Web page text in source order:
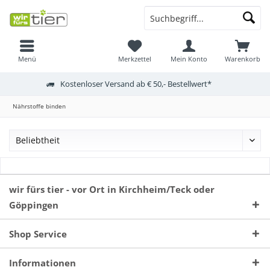
Menü Warenkorb
Merkzettel Mein Konto
Kostenloser Versand ab € 50,- Bestellwert*
Nährstoffe binden
wir fürs tier - vor Ort in Kirchheim/Teck oder
Göppingen
Shop Service
Informationen